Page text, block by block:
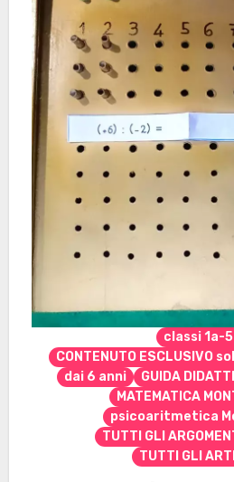
classi 1a-
CONTENUTO ESCLUSIVO
dai 6 anni
GUIDA
MATEMATICA
psicoaritmetica
TUTTI GLI
TUTTI GLI